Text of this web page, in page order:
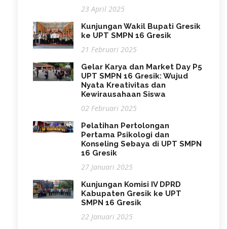
23 April 2025
Kunjungan Wakil Bupati Gresik
ke UPT SMPN 16 Gresik
21 Februari 2025
Gelar Karya dan Market Day P5
UPT SMPN 16 Gresik: Wujud
Nyata Kreativitas dan
Kewirausahaan Siswa
02 Februari 2025
Pelatihan Pertolongan
Pertama Psikologi dan
Konseling Sebaya di UPT SMPN
16 Gresik
27 Januari 2025
Kunjungan Komisi IV DPRD
Kabupaten Gresik ke UPT
SMPN 16 Gresik
22 Januari 2025